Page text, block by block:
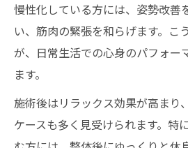
慢性化している方には、姿勢改善
い、筋肉の緊張を和らげます。こ
が、日常生活での心身のパフォー
ます。
施術後はリラックス効果が高まり
ケースも多く見受けられます。特